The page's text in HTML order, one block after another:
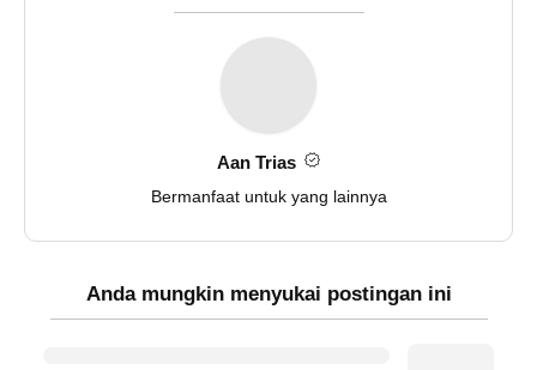
Aan Trias
Bermanfaat untuk yang lainnya
Anda mungkin menyukai postingan ini